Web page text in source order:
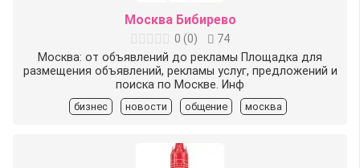
Москва Бибирево
0 (0)
74
Москва: от объявлений до рекламы Площадка для
размещения объявлений, рекламы услуг, предложений и
поиска по Москве. Инф
бизнес новости общение москва